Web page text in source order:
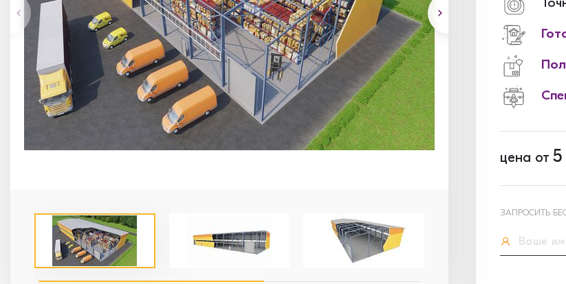
цена от 5
ЗАПРОСИТЬ